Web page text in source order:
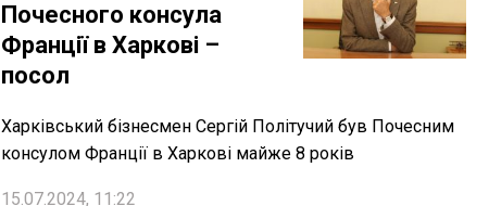
Почесного консула
Франції в Харкові –
посол
Харківський бізнесмен Сергій Політучий був Почесним
консулом Франції в Харкові майже 8 років
15.07.2024, 11:22